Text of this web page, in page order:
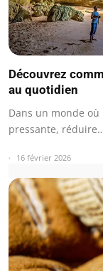
Découvrez
au quotidien
Dans un monde
pressante,
16 février 2026